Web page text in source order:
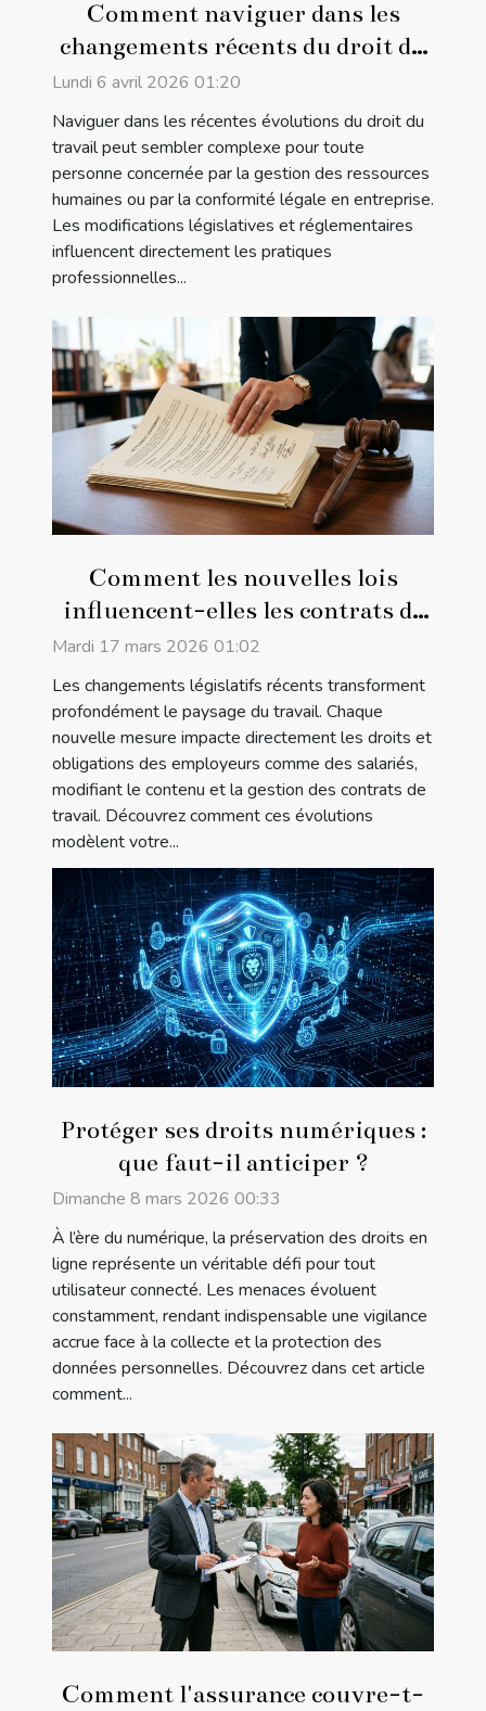
Comment naviguer dans les
changements récents du droit du
travail ?
Lundi 6 avril 2026 01:20
Naviguer dans les récentes évolutions du droit du
travail peut sembler complexe pour toute
personne concernée par la gestion des ressources
humaines ou par la conformité légale en entreprise.
Les modifications législatives et réglementaires
influencent directement les pratiques
professionnelles...
Comment les nouvelles lois
influencent-elles les contrats de
travail ?
Mardi 17 mars 2026 01:02
Les changements législatifs récents transforment
profondément le paysage du travail. Chaque
nouvelle mesure impacte directement les droits et
obligations des employeurs comme des salariés,
modifiant le contenu et la gestion des contrats de
travail. Découvrez comment ces évolutions
modèlent votre...
Protéger ses droits numériques :
que faut-il anticiper ?
Dimanche 8 mars 2026 00:33
À l’ère du numérique, la préservation des droits en
ligne représente un véritable défi pour tout
utilisateur connecté. Les menaces évoluent
constamment, rendant indispensable une vigilance
accrue face à la collecte et la protection des
données personnelles. Découvrez dans cet article
comment...
Comment l'assurance couvre-t-